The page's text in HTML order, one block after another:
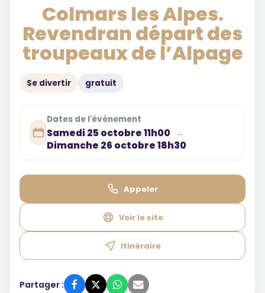
Colmars les Alpes.
Revendran départ des
troupeaux de l’Alpage
Se divertir gratuit
Dates de l'événement
Samedi 25 octobre 11h00 →
Dimanche 26 octobre 18h30
Appeler
Voir le site
Itinéraire
Partager :